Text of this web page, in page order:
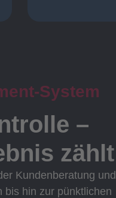
System
–
zählt
Kundenberatung und
bis hin zur pünktlichen